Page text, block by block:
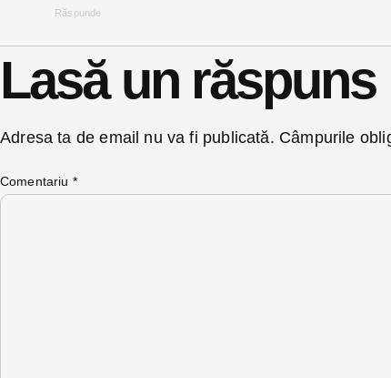
Răspunde
Lasă un răspuns
Adresa ta de email nu va fi publicată. Câmpurile
Comentariu *